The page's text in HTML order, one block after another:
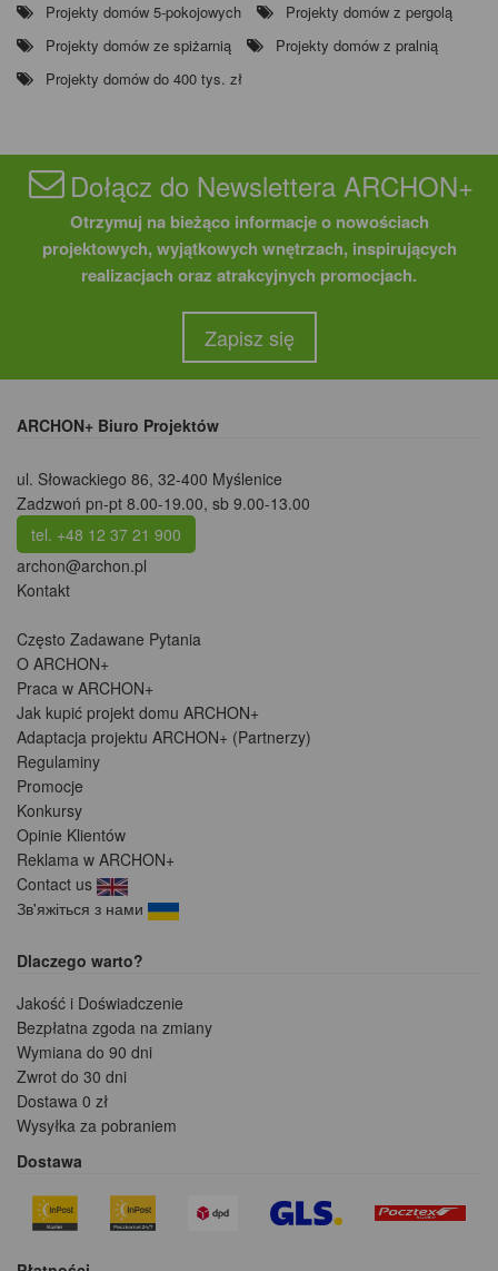
Projekty domów 5-pokojowych
Projekty domów z pergolą
Projekty domów ze spiżarnią
Projekty domów z pralnią
Projekty domów do 400 tys. zł
Dołącz do Newslettera ARCHON+
Otrzymuj na bieżąco informacje o nowościach
projektowych, wyjątkowych wnętrzach, inspirujących
realizacjach oraz atrakcyjnych promocjach.
Zapisz się
ARCHON+ Biuro Projektów
ul. Słowackiego 86, 32-400 Myślenice
Zadzwoń pn-pt 8.00-19.00, sb 9.00-13.00
tel. +48 12 37 21 900
archon@archon.pl
Kontakt
Często Zadawane Pytania
O ARCHON+
Praca w ARCHON+
Jak kupić projekt domu ARCHON+
Adaptacja projektu ARCHON+ (Partnerzy)
Regulaminy
Promocje
Konkursy
Opinie Klientów
Reklama w ARCHON+
Contact us
Зв'яжіться з нами
Dlaczego warto?
Jakość i Doświadczenie
Bezpłatna zgoda na zmiany
Wymiana do 90 dni
Zwrot do 30 dni
Dostawa 0 zł
Wysyłka za pobraniem
Dostawa